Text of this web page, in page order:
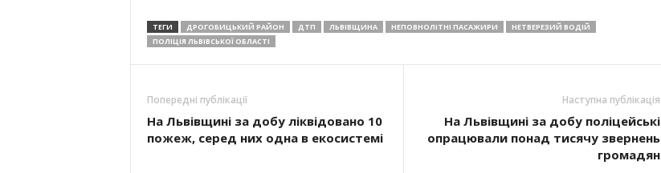
ТЕГИ ДРОГОБИЦЬКИЙ РАЙОН ДТП ЛЬВІВЩИНА НЕПОВНОЛІТНІ ПАСАЖИРИ
НЕТВЕРЕЗИЙ ВОДІЙ
ПОЛІЦІЯ ЛЬВІВСЬКОЇ ОБЛАСТІ
Попередні публікації
На Львівщині за добу ліквідовано 10
пожеж, серед них одна в екосистемі
Наступна публікація
На Львівщині за добу поліцейські
опрацювали понад тисячу звернень
громадян